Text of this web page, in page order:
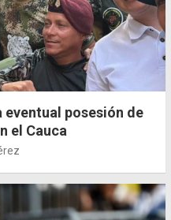
posesión de
el Cauca